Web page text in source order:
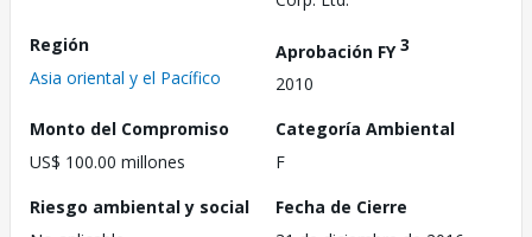
Región
Asia oriental y el Pacífico
Aprobación FY3
2010
Monto del Compromiso
US$ 100.00 millones
Categoría Ambiental
F
Riesgo ambiental y social
Fecha de Cierre